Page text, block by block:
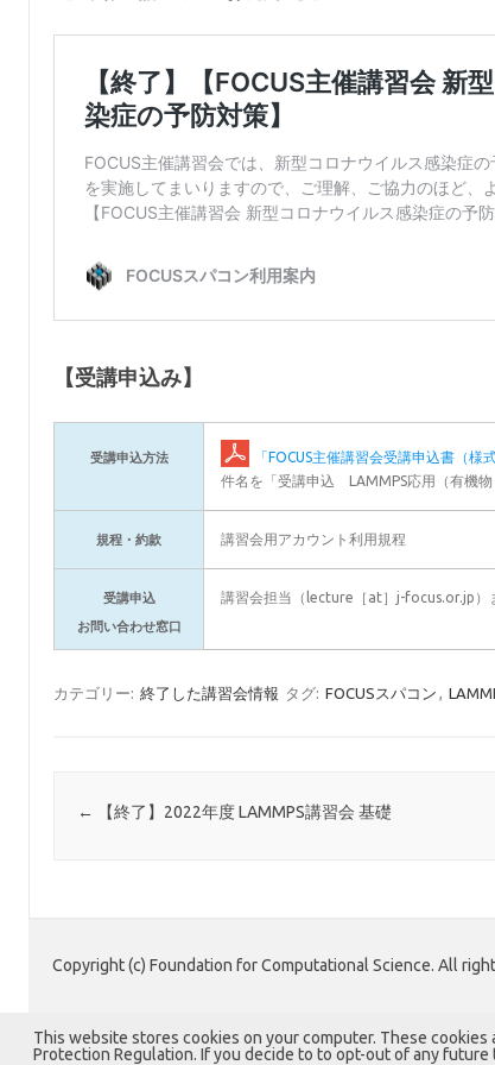
【受講申込み】
受講申込方法 「FOCUS主催講習会受講申込書（様
件名を「受講申込 LAMMPS応用（有機物
規程・約款 講習会用アカウント利用規程
受講申込
お問い合わせ窓口
講習会担当（lecture［at］j-focus.or.jp）
カテゴリー: 終了した講習会情報 タグ: FOCUSスパコン ,
投稿ナビゲーション
← 【終了】2022年度 LAMMPS講習会 基礎
Copyright (c) Foundation for Computational Science. All
This website stores cookies on your computer. These
Protection Regulation. If you decide to to opt-out of any